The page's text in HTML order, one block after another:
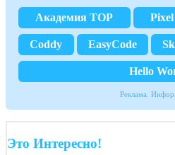
Академия TOP Pixel
Coddy EasyCode
Hello
Реклама.
Это Интересно!